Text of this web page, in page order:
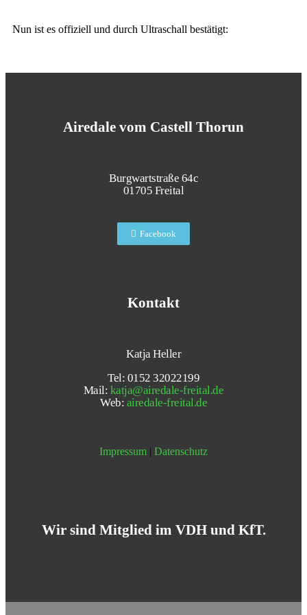
Nun ist es offiziell und durch Ultraschall bestätigt:
Airedale vom Castell Thorun
Burgwartstraße 64c
01705 Freital
Facebook
Kontakt
Katja Heller
Tel: 0152 32022199
Mail: katja@airedale-freital.de
Web: airedale-freital.de
Impressum | Datenschutz
Wir sind Mitglied im VDH und KfT.